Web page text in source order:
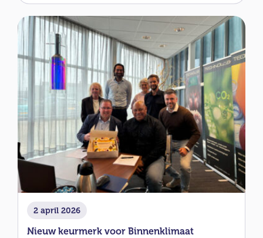
2 april 2026
Nieuw keurmerk voor Binnenklimaat